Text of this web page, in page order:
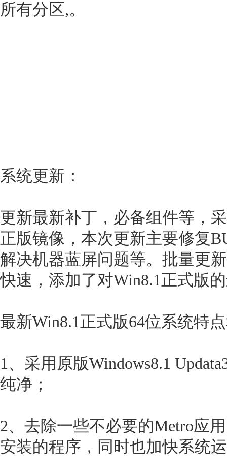
所有分区,。
系统更新：
更新最新补丁，必备组件等，
正版镜像，本次更新主要修复
解决机器蓝屏问题等。批量更
快速，添加了对Win8.1正式版
最新Win8.1正式版64位系统特
1、采用原版Windows8.1
纯净；
2、去除一些不必要的Metro应
安装的程序，同时也加快系统